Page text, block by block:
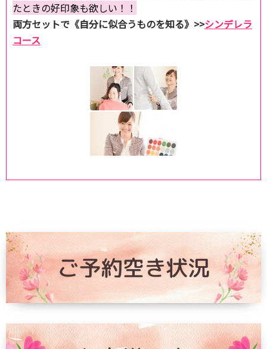
たときの好印象も欲しい！！
両方セットで《自分に似合うものを知る》>>シンデレラ
コース